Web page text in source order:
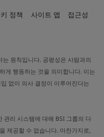
정책 사이트 맵 접근성
원칙입니다. 공평성은 사람과의
게 행동하는 것을 의미합니다. 이는
없이 의사 결정이 이루어진다는
관리 시스템에 대해 BSI 그룹의 다
제공할 수 없습니다. 마찬가지로,